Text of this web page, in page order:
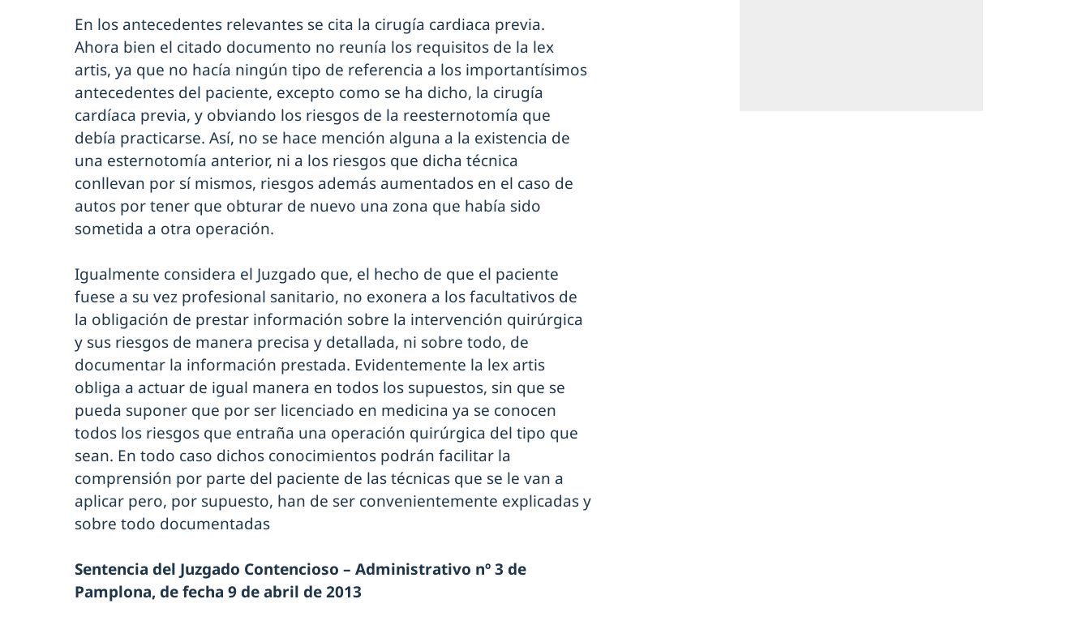
En los antecedentes relevantes se cita la cirugía cardiaca previa.
Ahora bien el citado documento no reunía los requisitos de la lex
artis, ya que no hacía ningún tipo de referencia a los importantísimos
antecedentes del paciente, excepto como se ha dicho, la cirugía
cardíaca previa, y obviando los riesgos de la reesternotomía que
debía practicarse. Así, no se hace mención alguna a la existencia de
una esternotomía anterior, ni a los riesgos que dicha técnica
conllevan por sí mismos, riesgos además aumentados en el caso de
autos por tener que obturar de nuevo una zona que había sido
sometida a otra operación.
Igualmente considera el Juzgado que, el hecho de que el paciente
fuese a su vez profesional sanitario, no exonera a los facultativos de
la obligación de prestar información sobre la intervención quirúrgica
y sus riesgos de manera precisa y detallada, ni sobre todo, de
documentar la información prestada. Evidentemente la lex artis
obliga a actuar de igual manera en todos los supuestos, sin que se
pueda suponer que por ser licenciado en medicina ya se conocen
todos los riesgos que entraña una operación quirúrgica del tipo que
sean. En todo caso dichos conocimientos podrán facilitar la
comprensión por parte del paciente de las técnicas que se le van a
aplicar pero, por supuesto, han de ser convenientemente explicadas y
sobre todo documentadas
Sentencia del Juzgado Contencioso – Administrativo nº 3 de
Pamplona, de fecha 9 de abril de 2013